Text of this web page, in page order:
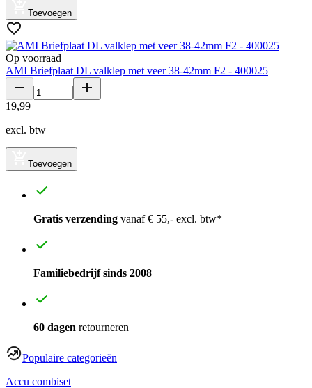
Toevoegen
Op voorraad
AMI Briefplaat DL valklep met veer 38-42mm F2 - 400025
19,99
excl. btw
Toevoegen
Gratis verzending vanaf € 55,- excl. btw*
Familiebedrijf sinds 2008
60 dagen retourneren
Populaire categorieën
Accu combiset